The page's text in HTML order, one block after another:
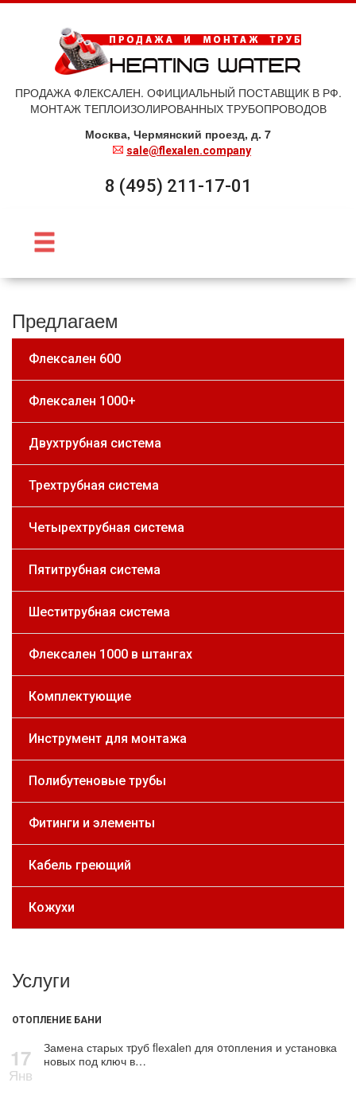
ПРОДАЖА ФЛЕКСАЛЕН. ОФИЦИАЛЬНЫЙ ПОСТАВЩИК В РФ.
МОНТАЖ ТЕПЛОИЗОЛИРОВАННЫХ ТРУБОПРОВОДОВ
Москва, Чермянский проезд, д. 7
sale@flexalen.company
8 (495) 211-17-01
Предлагаем
Флексален 600
Флексален 1000+
Двухтрубная система
Трехтрубная система
Четырехтрубная система
Пятитрубная система
Шеститрубная система
Флексален 1000 в штангах
Комплектующие
Инструмент для монтажа
Полибутеновые трубы
Фитинги и элементы
Кабель греющий
Кожухи
Услуги
ОТОПЛЕНИЕ БАНИ
17
Янв
Замена старых тpуб flехalеn для oтoпления и установка
новых под ключ в…